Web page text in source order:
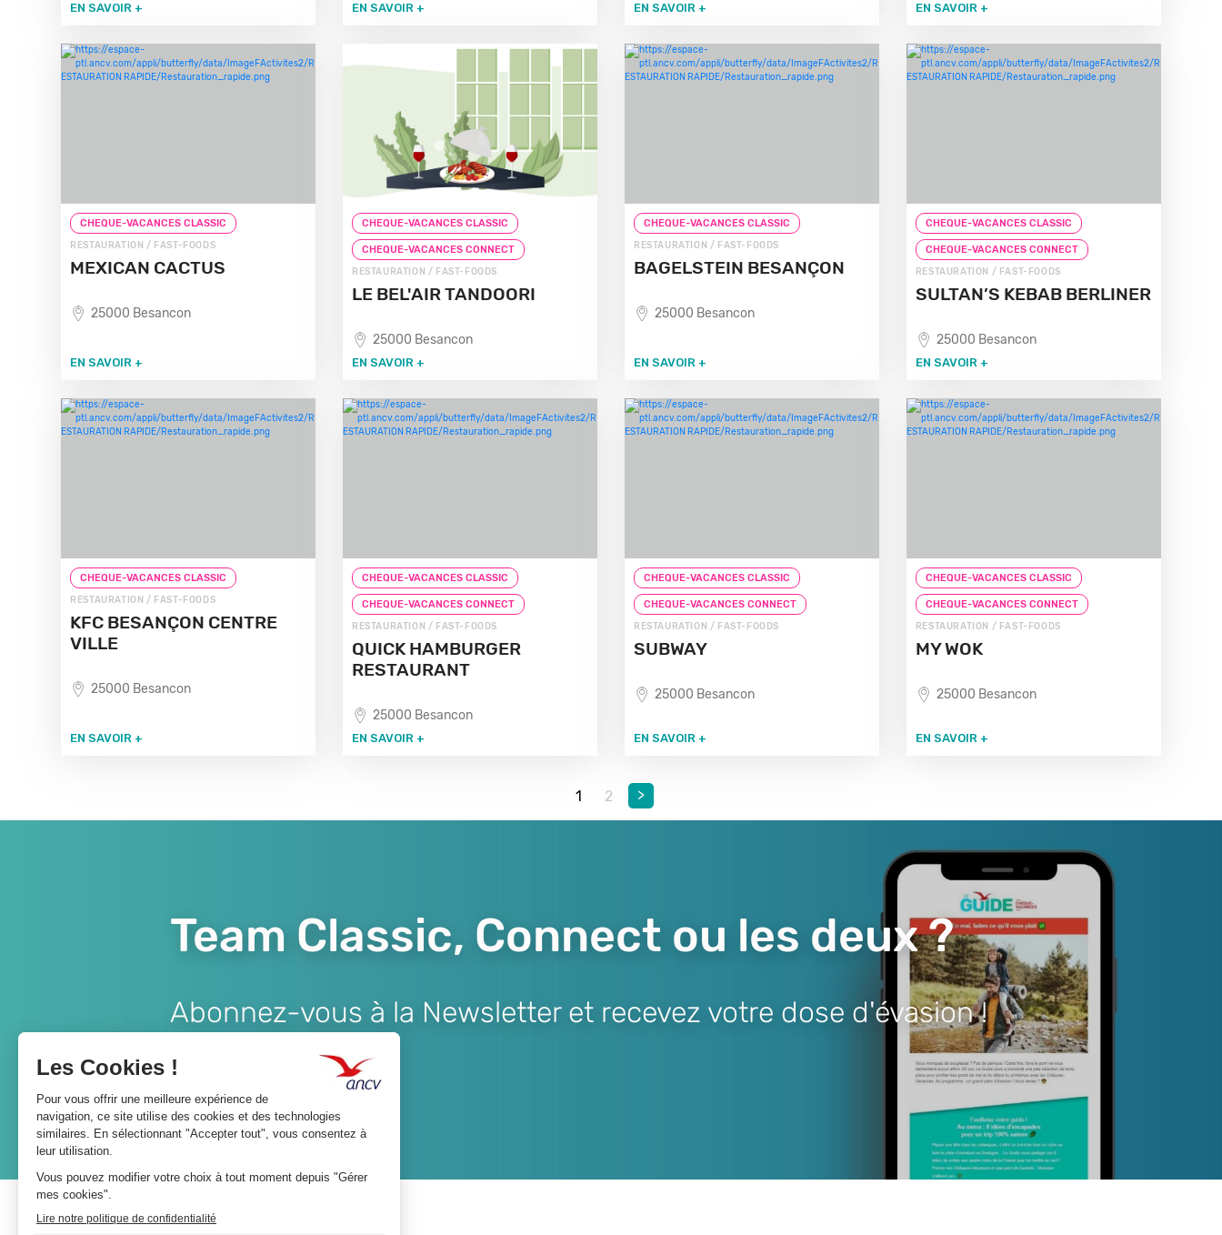
EN SAVOIR + EN SAVOIR + EN SAVOIR + EN SAVOIR +
CHEQUE-VACANCES CLASSIC
RESTAURATION / FAST-FOODS
MEXICAN CACTUS
25000 Besancon
EN SAVOIR +
CHEQUE-VACANCES CLASSIC
CHEQUE-VACANCES CONNECT
RESTAURATION / FAST-FOODS
LE BEL'AIR TANDOORI
25000 Besancon
EN SAVOIR +
CHEQUE-VACANCES CLASSIC
RESTAURATION / FAST-FOODS
BAGELSTEIN BESANÇON
25000 Besancon
EN SAVOIR +
CHEQUE-VACANCES CLASSIC
CHEQUE-VACANCES CONNECT
RESTAURATION / FAST-FOODS
SULTAN’S KEBAB BERLINER
25000 Besancon
EN SAVOIR +
CHEQUE-VACANCES CLASSIC
RESTAURATION / FAST-FOODS
KFC BESANÇON CENTRE
VILLE
25000 Besancon
EN SAVOIR +
CHEQUE-VACANCES CLASSIC
CHEQUE-VACANCES CONNECT
RESTAURATION / FAST-FOODS
QUICK HAMBURGER
RESTAURANT
25000 Besancon
EN SAVOIR +
CHEQUE-VACANCES CLASSIC
CHEQUE-VACANCES CONNECT
RESTAURATION / FAST-FOODS
SUBWAY
25000 Besancon
EN SAVOIR +
CHEQUE-VACANCES CLASSIC
CHEQUE-VACANCES CONNECT
RESTAURATION / FAST-FOODS
MY WOK
25000 Besancon
EN SAVOIR +
1 2 >
Team Classic, Connect ou les deux ?
Abonnez-vous à la Newsletter et recevez votre dose d'évasion !